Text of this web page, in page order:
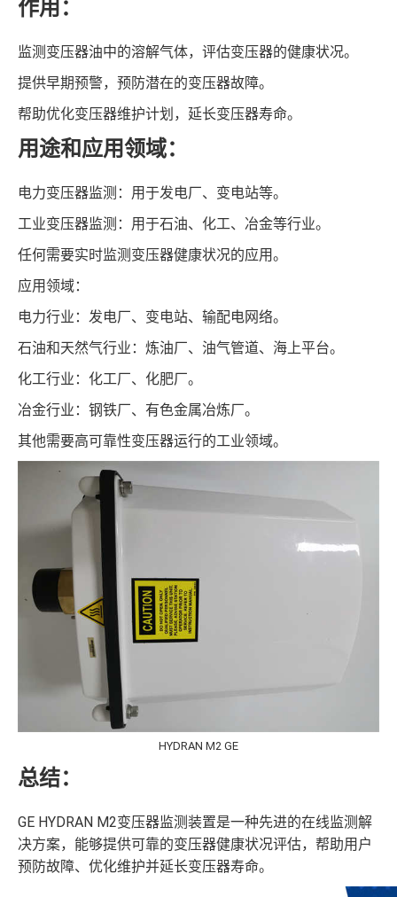
作用：
监测变压器油中的溶解气体，评估变压器的健康状况。
提供早期预警，预防潜在的变压器故障。
帮助优化变压器维护计划，延长变压器寿命。
用途和应用领域：
电力变压器监测：用于发电厂、变电站等。
工业变压器监测：用于石油、化工、冶金等行业。
任何需要实时监测变压器健康状况的应用。
应用领域：
电力行业：发电厂、变电站、输配电网络。
石油和天然气行业：炼油厂、油气管道、海上平台。
化工行业：化工厂、化肥厂。
冶金行业：钢铁厂、有色金属冶炼厂。
其他需要高可靠性变压器运行的工业领域。
HYDRAN M2 GE
总结：
GE HYDRAN M2变压器监测装置是一种先进的在线监测解
决方案，能够提供可靠的变压器健康状况评估，帮助用户
预防故障、优化维护并延长变压器寿命。